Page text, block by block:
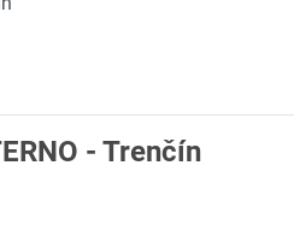
- Trenčín